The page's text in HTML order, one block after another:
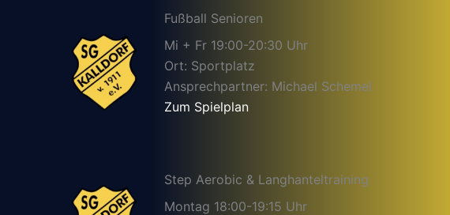
Fußball Senioren
Mi + Fr 19:00-20:30 Uhr
Ort: Sportplatz
Ansprechpartner: Michael Schemel
Zum Spielplan
Step Aerobic & Langhanteltraining
Montag 18:00-19:15 Uhr